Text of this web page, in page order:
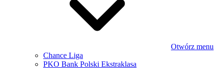
Otwórz menu
Chance Liga
PKO Bank Polski Ekstraklasa